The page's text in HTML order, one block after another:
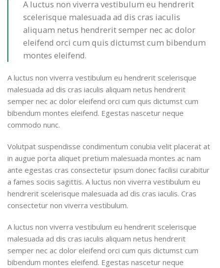
A luctus non viverra vestibulum eu hendrerit
scelerisque malesuada ad dis cras iaculis
aliquam netus hendrerit semper nec ac dolor
eleifend orci cum quis dictumst cum bibendum
montes eleifend.
A luctus non viverra vestibulum eu hendrerit scelerisque
malesuada ad dis cras iaculis aliquam netus hendrerit
semper nec ac dolor eleifend orci cum quis dictumst cum
bibendum montes eleifend. Egestas nascetur neque
commodo nunc.
Volutpat suspendisse condimentum conubia velit placerat at
in augue porta aliquet pretium malesuada montes ac nam
ante egestas cras consectetur ipsum donec facilisi curabitur
a fames sociis sagittis. A luctus non viverra vestibulum eu
hendrerit scelerisque malesuada ad dis cras iaculis. Cras
consectetur non viverra vestibulum.
A luctus non viverra vestibulum eu hendrerit scelerisque
malesuada ad dis cras iaculis aliquam netus hendrerit
semper nec ac dolor eleifend orci cum quis dictumst cum
bibendum montes eleifend. Egestas nascetur neque